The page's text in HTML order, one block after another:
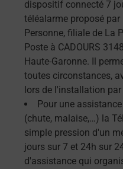
dispositif connecté 7
téléalarme proposé
Personne, filiale de La
Poste à CADOURS
Haute-Garonne. Il
toutes circonstances,
lors de l'installation par
Pour une
(chute, malaise,…) la
simple pression d'un
jours sur 7 et 24h sur
d'assistance qui